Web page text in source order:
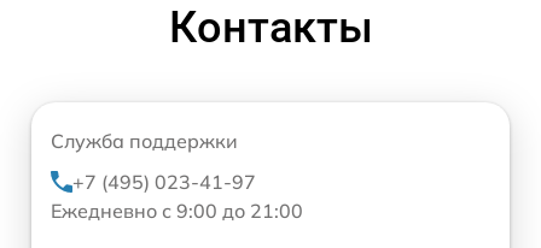
Контакты
Служба поддержки
+7 (495) 023-41-97
Ежедневно с 9:00 до 21:00